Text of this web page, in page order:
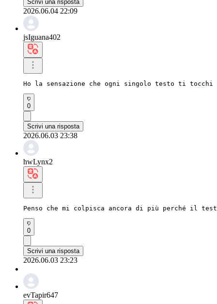
Scrivi una risposta
2026.06.04 22:09
jsIguana402
Ho la sensazione che ogni singolo testo ti tocchi
0
Scrivi una risposta
2026.06.03 23:38
hwLynx2
Penso che mi colpisca ancora di più perché il
0
Scrivi una risposta
2026.06.03 23:23
evTapir647